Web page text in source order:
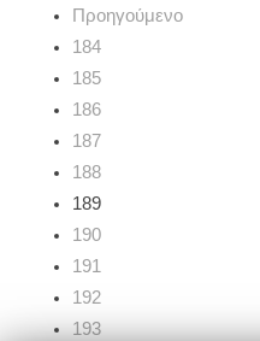
Προηγούμενο
184
185
186
187
188
189
190
191
192
193